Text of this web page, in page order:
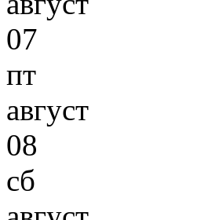
07
пт
август
08
сб